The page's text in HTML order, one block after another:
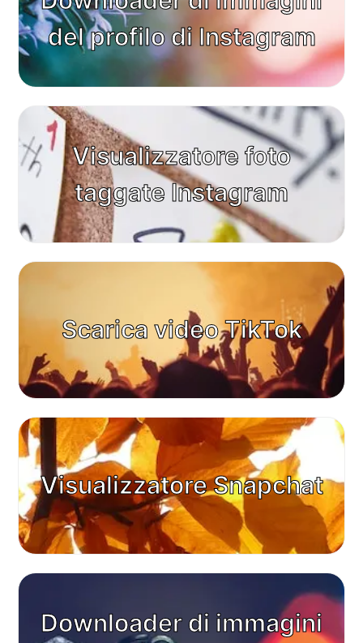
del profilo di Instagram
Visualizzatore foto
taggate Instagram
Scarica video TikTok
Visualizzatore Snapchat
Downloader di immagini